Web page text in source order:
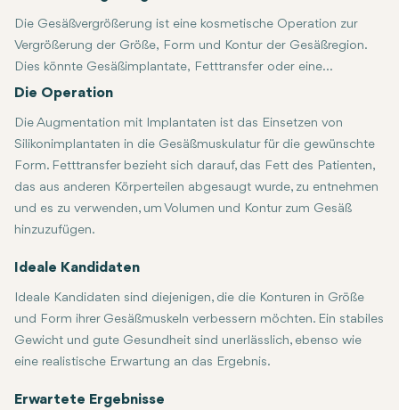
Die Gesäßvergrößerung ist eine kosmetische Operation zur
Vergrößerung der Größe, Form und Kontur der Gesäßregion.
Dies könnte Gesäßimplantate, Fetttransfer oder eine
Kombination aus beidem umfassen, wie beim sogenannten
Die Operation
Die Augmentation mit Implantaten ist das Einsetzen von
Silikonimplantaten in die Gesäßmuskulatur für die gewünschte
Form. Fetttransfer bezieht sich darauf, das Fett des Patienten,
das aus anderen Körperteilen abgesaugt wurde, zu entnehmen
und es zu verwenden, um Volumen und Kontur zum Gesäß
hinzuzufügen.
Ideale Kandidaten
Ideale Kandidaten sind diejenigen, die die Konturen in Größe
und Form ihrer Gesäßmuskeln verbessern möchten. Ein stabiles
Gewicht und gute Gesundheit sind unerlässlich, ebenso wie
eine realistische Erwartung an das Ergebnis.
Erwartete Ergebnisse